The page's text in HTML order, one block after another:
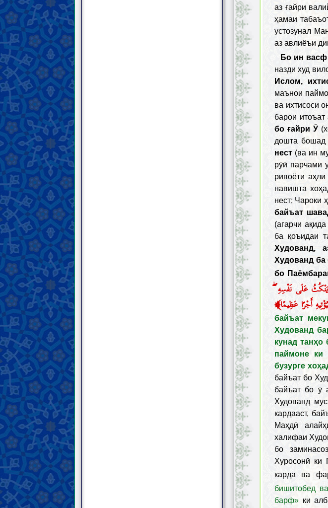
аз ғайри
ҳамаи
устозунал
аз авлиёъи
Бо ин васф
назди худ
Ислом,
маънои
ва ихтисоси
барои
бо ғайри Ӯ
дошта бошад
нест (ва ин
рӯӣ парчами
ривоёти
навишта
нест; Чароки
байъат
(агарчи
ба қоъидаи
Худованд,
Худованд ба
бо
يَنْكُثُ عَلَى نَفْسِهِ
أَجْرًا عَظِيمًا﴾
байъат
Худованд
кунад танҳо
паймоне ки
бузурге
байъат бо
байъат бо ӯ
Худованд
кардааст,
Маҳдӣ
халифаи
бо
Хуросонӣ ки
карда ва
бишитобед
барф» ки